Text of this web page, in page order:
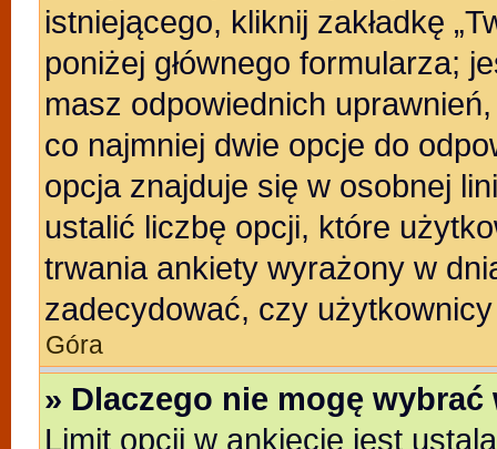
istniejącego, kliknij zakładkę
poniżej głównego formularza;
masz odpowiednich
co najmniej dwie opcje do
opcja znajduje się w osobnej
ustalić liczbę opcji, które
trwania ankiety wyrażony w
zadecydować, czy
Góra
» Dlaczego nie mogę
Limit opcji w ankiecie jest